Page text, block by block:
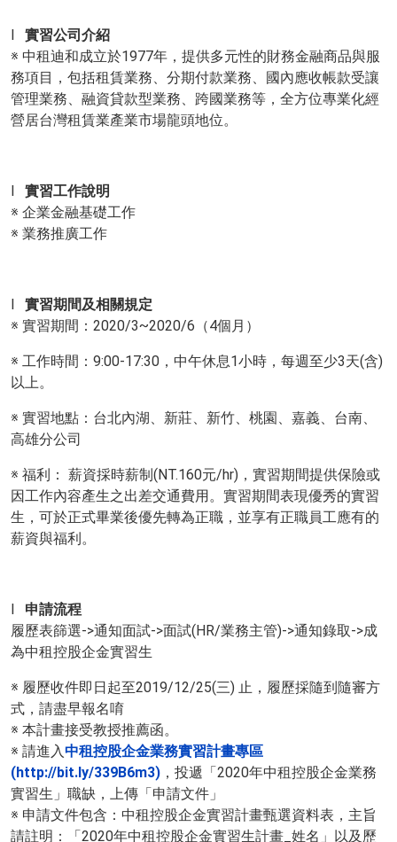
l 實習公司介紹
※ 中租迪和成立於1977年，提供多元性的財務金融商品與服
務項目，包括租賃業務、分期付款業務、國內應收帳款受讓
管理業務、融資貸款型業務、跨國業務等，全方位專業化經
營居台灣租賃業產業市場龍頭地位。
l 實習工作說明
※ 企業金融基礎工作
※ 業務推廣工作
l 實習期間及相關規定
※ 實習期間：2020/3~2020/6（4個月）
※ 工作時間：9:00-17:30，中午休息1小時，每週至少3天(含)
以上。
※ 實習地點：台北內湖、新莊、新竹、桃園、嘉義、台南、
高雄分公司
※ 福利： 薪資採時薪制(NT.160元/hr)，實習期間提供保險或
因工作內容產生之出差交通費用。實習期間表現優秀的實習
生，可於正式畢業後優先轉為正職，並享有正職員工應有的
薪資與福利。
l 申請流程
履歷表篩選->通知面試->面試(HR/業務主管)->通知錄取->成
為中租控股企金實習生
※ 履歷收件即日起至2019/12/25(三) 止，履歷採隨到隨審方
式，請盡早報名唷
※ 本計畫接受教授推薦函。
※ 請進入中租控股企金業務實習計畫專區
(http://bit.ly/339B6m3) ，投遞「2020年中租控股企金業務
實習生」職缺，上傳「申請文件」
※ 申請文件包含：中租控股企金實習計畫甄選資料表，主旨
請註明：「2020年中租控股企金實習生計畫_姓名」以及歷